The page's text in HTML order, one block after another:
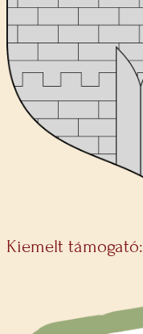
Kiemelt támogató: